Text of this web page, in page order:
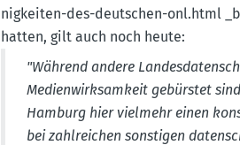
nig­keiten-des-deutschen-onl.html
hatten, gilt auch noch heute:
"Während andere
Medien­wirk­samkeit gebürstet
Hamburg hier vielmehr einen
bei zahlreichen sonstigen